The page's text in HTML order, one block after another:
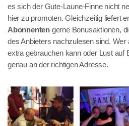
es sich der Gute-Laune-Finne nicht
hier zu promoten. Gleichzeitig liefert
Abonnenten gerne Bonusaktionen,
des Anbieters nachzulesen sind.
extra gebrauchen kann oder Lust auf
genau an der richtigen Adresse.